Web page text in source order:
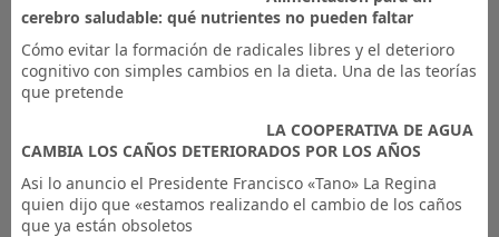
cerebro saludable: qué nutrientes no pueden faltar
Cómo evitar la formación de radicales libres y el deterioro
cognitivo con simples cambios en la dieta. Una de las teorías
que pretende
LA COOPERATIVA DE AGUA
CAMBIA LOS CAÑOS DETERIORADOS POR LOS AÑOS
Asi lo anuncio el Presidente Francisco «Tano» La Regina
quien dijo que «estamos realizando el cambio de los caños
que ya están obsoletos